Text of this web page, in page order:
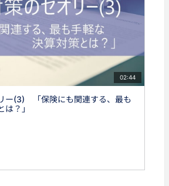
02:44
ー(3) 「保険にも関連する、最も
？」